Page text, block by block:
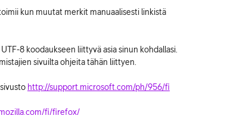
kun muutat merkit manuaalisesti linkistä
8 koodaukseen liittyvä asia sinun kohdallasi.
sivuilta ohjeita tähän liittyen.
http://support.microsoft.com/ph/956/fi
fi/firefox/